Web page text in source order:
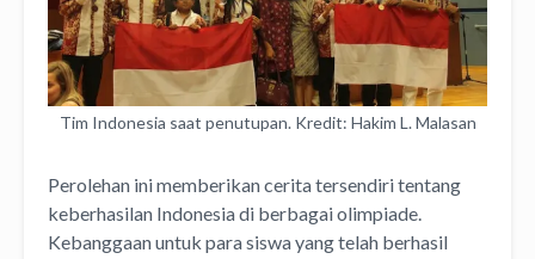
Tim Indonesia saat penutupan. Kredit: Hakim L. Malasan
Perolehan ini memberikan cerita tersendiri tentang
keberhasilan Indonesia di berbagai olimpiade.
Kebanggaan untuk para siswa yang telah berhasil